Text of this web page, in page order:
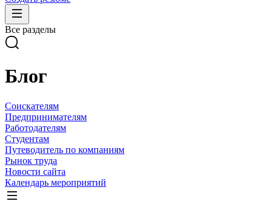
Все разделы
Блог
Соискателям
Предпринимателям
Работодателям
Студентам
Путеводитель по компаниям
Рынок труда
Новости сайта
Календарь мероприятий